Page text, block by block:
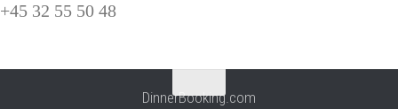
+45 32 55 50 48
DinnerBooking.com